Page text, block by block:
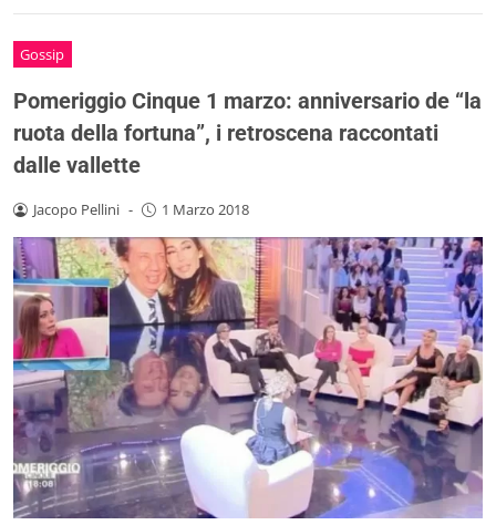
Gossip
Pomeriggio Cinque 1 marzo: anniversario de “la
ruota della fortuna”, i retroscena raccontati
dalle vallette
Jacopo Pellini - 1 Marzo 2018